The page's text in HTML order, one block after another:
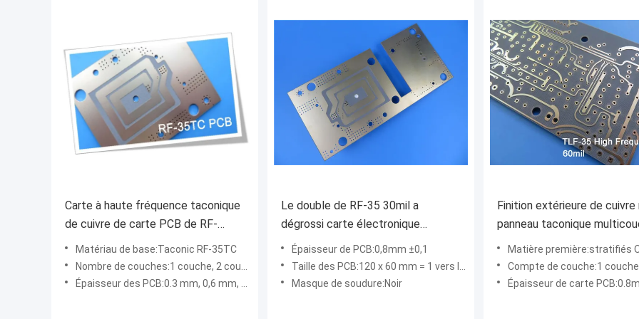
Carte à haute fréquence taconique
de cuivre de carte PCB de RF-
35TC 0.3mm 1oz rf
Matériau de base:Taconic RF-35TC
Nombre de couches:1 couche, 2 couches, type multicouche et hybride
Épaisseur des PCB:0.3 mm, 0,6 mm, 0,8 mm, 1,6 mm (10 mil, 20 mil, 30 mil, 60 mil de substrat)
Le double de RF-35 30mil a
dégrossi carte électronique
taconique d'or d'immersion de carte
PCB
Épaisseur de PCB:0,8mm ±0,1
Taille des PCB:120 x 60 mm = 1 vers le haut
Masque de soudure:Noir
Finition extérieure de cuivre
panneau taconique
carte PCB de TLF-35
Matière première:stratifiés Organique-en
Compte de couche:1 couche, 2
Épaisseur de carte